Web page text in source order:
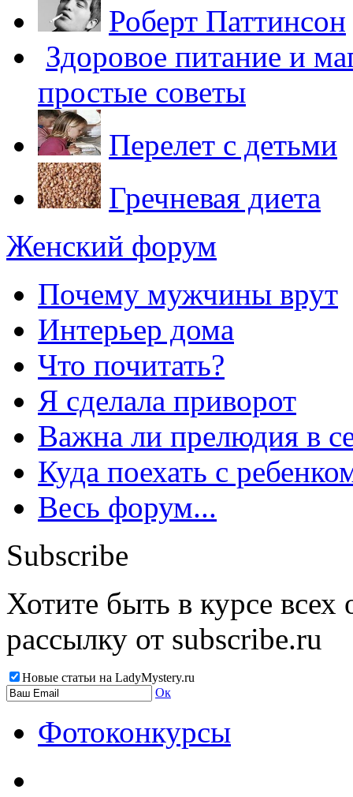
Роберт Паттинсон
Здоровое питание и
простые советы
Перелет с детьми
Гречневая диета
Женский форум
Почему мужчины врут
Интерьер дома
Что почитать?
Я сделала приворот
Важна ли прелюдия в
Куда поехать с
Весь форум...
Subscribe
Хотите быть в курсе
рассылку от subscribe.ru
Новые статьи на LadyMystery.ru
Ок
Фотоконкурсы